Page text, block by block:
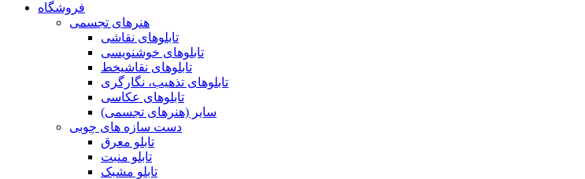
فروشگاه
هنرهای تجسمی
تابلوهای نقاشی
تابلوهای خوشنویسی
تابلوهای نقاشیخط
تابلوهای تذهیب، نگارگری
تابلوهای عکاسی
سایر (هنرهای تجسمی)
دست سازه های چوبی
تابلو معرق
تابلو منبت
تابلو مشبک